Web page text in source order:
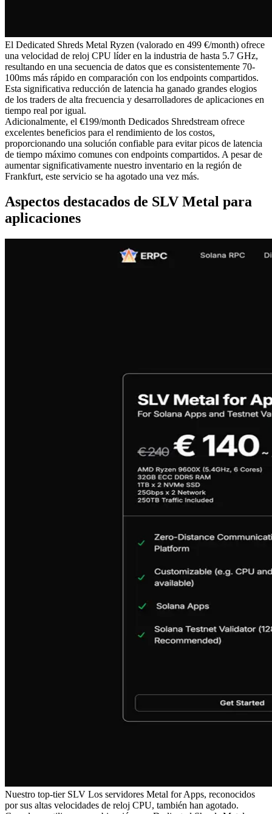
El Dedicated Shreds Metal Ryzen (valorado en 499 €/month) ofrece
una velocidad de reloj CPU líder en la industria de hasta 5.7 GHz,
resultando en una secuencia de datos que es consistentemente 70-
100ms más rápido en comparación con los endpoints compartidos.
Esta significativa reducción de latencia ha ganado grandes elogios
de los traders de alta frecuencia y desarrolladores de aplicaciones en
tiempo real por igual.
Adicionalmente, el €199/month Dedicados Shredstream ofrece
excelentes beneficios para el rendimiento de los costos,
proporcionando una solución confiable para evitar picos de latencia
de tiempo máximo comunes con endpoints compartidos. A pesar de
aumentar significativamente nuestro inventario en la región de
Frankfurt, este servicio se ha agotado una vez más.
Aspectos destacados de SLV Metal para
aplicaciones
Nuestro top-tier SLV Los servidores Metal for Apps, reconocidos
por sus altas velocidades de reloj CPU, también han agotado.